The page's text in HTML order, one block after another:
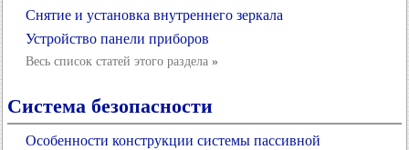
Снятие и установка внутреннего зеркала
Устройство панели приборов
Весь список статей этого раздела »
Система безопасности
Особенности конструкции системы пассивной